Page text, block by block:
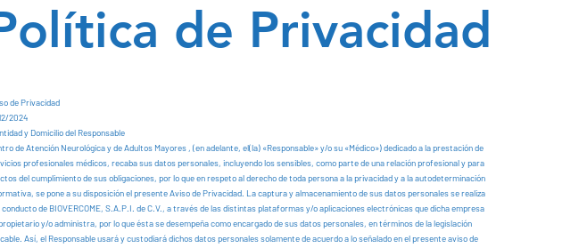
de Privacidad
de Privacidad
2024
y Domicilio del Responsable
de Atención Neurológica y de Adultos Mayores , (en adelante, el(la) «Responsable» y/o su «Médico») dedicado a la prestación de
profesionales médicos, recaba sus datos personales, incluyendo los sensibles, como parte de una relación profesional y para
del cumplimiento de sus obligaciones, por lo que en respeto al derecho de toda persona a la privacidad y a la autodeterminación
se pone a su disposición el presente Aviso de Privacidad. La captura y almacenamiento de sus datos personales se realiza
conducto de BIOVERCOME, S.A.P.I. de C.V., a través de las distintas plataformas y/o aplicaciones electrónicas que dicha empresa
y/o administra, por lo que ésta se desempeña como encargado de sus datos personales, en términos de la legislación
Así, el Responsable usará y custodiará dichos datos personales solamente de acuerdo a lo señalado en el presente aviso de